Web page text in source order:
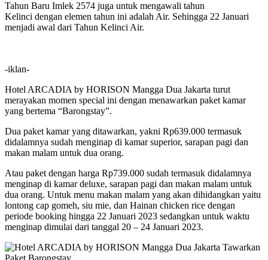
Tahun Baru Imlek 2574 juga untuk mengawali tahun
Kelinci dengan elemen tahun ini adalah Air. Sehingga 22 Januari
menjadi awal dari Tahun Kelinci Air.
-iklan-
Hotel ARCADIA by HORISON Mangga Dua Jakarta turut
merayakan momen special ini dengan menawarkan paket kamar
yang bertema “Barongstay”.
Dua paket kamar yang ditawarkan, yakni Rp639.000 termasuk
didalamnya sudah menginap di kamar superior, sarapan pagi dan
makan malam untuk dua orang.
Atau paket dengan harga Rp739.000 sudah termasuk didalamnya
menginap di kamar deluxe, sarapan pagi dan makan malam untuk
dua orang. Untuk menu makan malam yang akan dihidangkan yaitu
lontong cap gomeh, siu mie, dan Hainan chicken rice dengan
periode booking hingga 22 Januari 2023 sedangkan untuk waktu
menginap dimulai dari tanggal 20 – 24 Januari 2023.